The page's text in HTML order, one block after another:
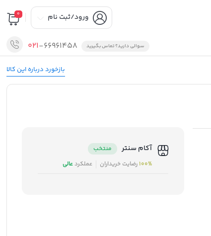
ورود/ثبت نام 0
سوالی دارید؟ تماس بگیرید 021-66961458
بازخورد درباره این کالا
آکام سنتر
منتخب
100%رضایت خریداران عملکردعالی